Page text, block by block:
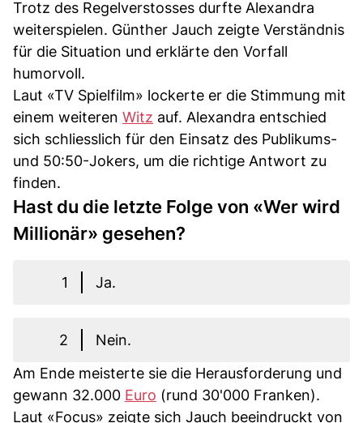
Trotz des Regelverstosses durfte Alexandra
weiterspielen. Günther Jauch zeigte Verständnis
für die Situation und erklärte den Vorfall
humorvoll.
Laut «TV Spielfilm» lockerte er die Stimmung mit
einem weiteren Witz auf. Alexandra entschied
sich schliesslich für den Einsatz des Publikums-
und 50:50-Jokers, um die richtige Antwort zu
finden.
Hast du die letzte Folge von «Wer wird
Millionär» gesehen?
1 Ja.
2
Nein.
Am Ende meisterte sie die Herausforderung und
gewann 32.000 Euro (rund 30'000 Franken).
Laut «Focus» zeigte sich Jauch beeindruckt von